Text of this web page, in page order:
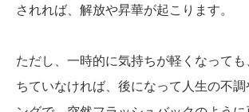
されれば、解放や昇華が起こります。
ただし、一時的に気持ちが軽くなって
ちていなければ、後になって人生の不調